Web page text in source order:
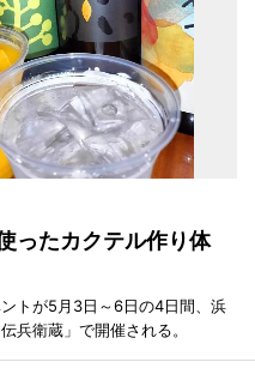
ったカクテル作り体
トが5月3日～6日の4日間、浜
兵衛蔵」で開催される。